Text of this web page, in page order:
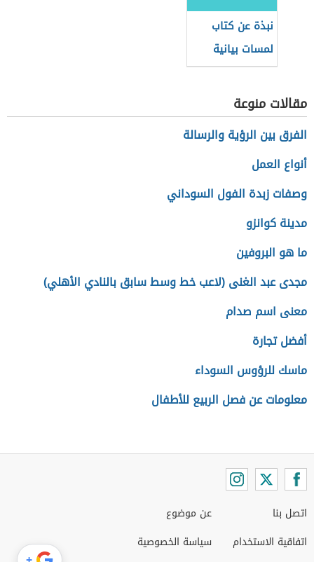
نبذة عن كتاب
لمسات بيانية
لفاضل السامرائي
مقالات منوعة
الفرق بين الرؤية والرسالة
أنواع العمل
وصفات زبدة الفول السوداني
مدينة كوانزو
ما هو البروفين
مجدى عبد الغنى (لاعب خط وسط سابق بالنادي الأهلي)
معنى اسم صدام
أفضل تجارة
ماسك للرؤوس السوداء
معلومات عن فصل الربيع للأطفال
اتصل بنا
اتفاقية الاستخدام
عن موضوع
سياسة الخصوصية